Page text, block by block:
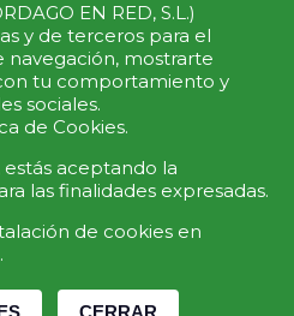
en:
Política de privacidad
EN RED, S.L.)
y de terceros para el
navegación, mostrarte
tu comportamiento y
sociales.
de Cookies.
aceptando la
las finalidades expresadas.
de cookies en
CERRAR